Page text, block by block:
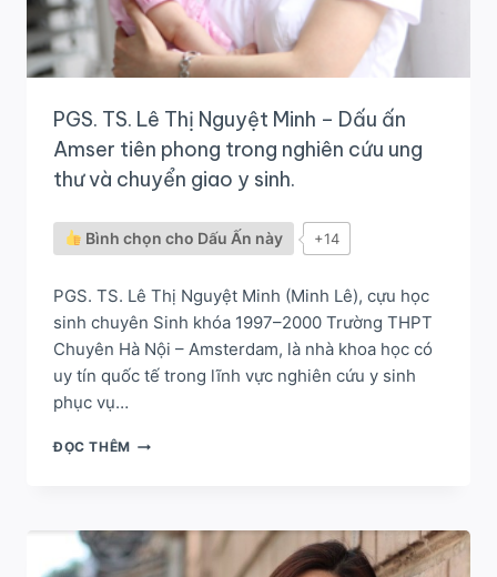
PGS. TS. Lê Thị Nguyệt Minh – Dấu ấn
Amser tiên phong trong nghiên cứu ung
thư và chuyển giao y sinh.
Bình chọn cho Dấu Ấn này +14
PGS. TS. Lê Thị Nguyệt Minh (Minh Lê), cựu học
sinh chuyên Sinh khóa 1997–2000 Trường THPT
Chuyên Hà Nội – Amsterdam, là nhà khoa học có
uy tín quốc tế trong lĩnh vực nghiên cứu y sinh
phục vụ…
ĐỌC THÊMPGS.
NGUYỆT
MINH
–